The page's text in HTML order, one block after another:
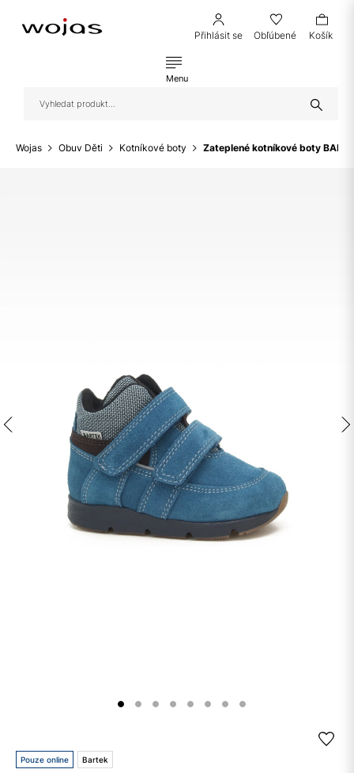
Přihlásit se Obľúbené Košík
Menu
Wojas Obuv Děti Kotníkové boty Zateplené kotníkové boty
Pouze online Bartek